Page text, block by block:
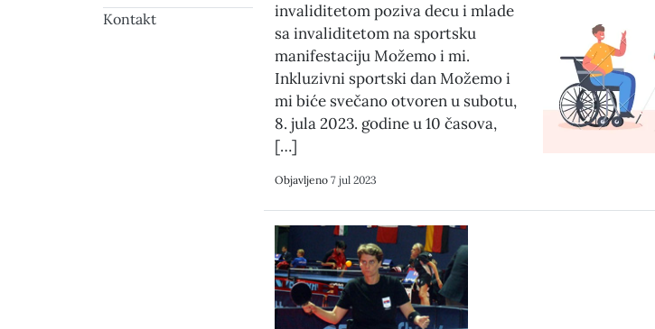
Kontakt
invaliditetom poziva decu i mlade
sa invaliditetom na sportsku
manifestaciju Možemo i mi.
Inkluzivni sportski dan Možemo i
mi biće svečano otvoren u subotu,
8. jula 2023. godine u 10 časova,
[…]
Objavljeno 7 jul 2023